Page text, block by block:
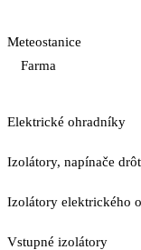
Meteostanice
Farma
Elektrické ohradníky
Izolátory, napínače
Izolátory elektrického
Vstupné izolátory